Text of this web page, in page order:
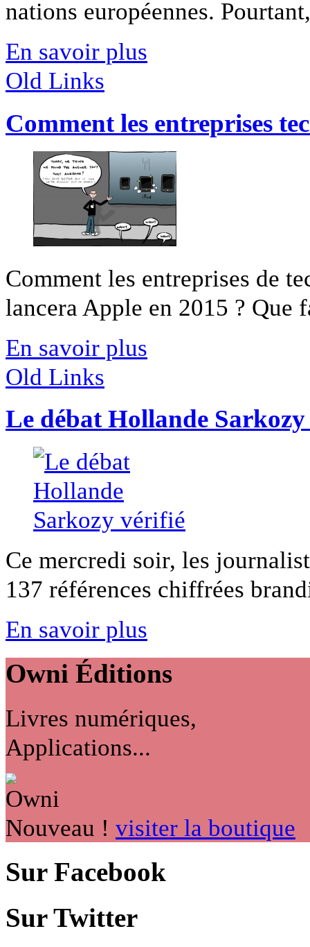
nations européennes.
En savoir plus
Old Links
Comment les entreprises
Comment les entreprises de
lancera Apple en 2015 ? Que
En savoir plus
Old Links
Le débat Hollande
Ce mercredi soir, les
137 références chiffrées
En savoir plus
Owni Éditions
Livres numériques,
Applications...
Nouveau ! visiter la boutique
Sur Facebook
Sur Twitter